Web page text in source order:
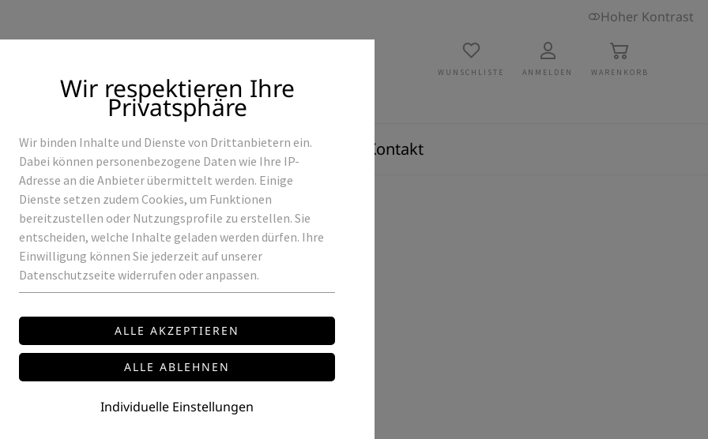
Hoher Kontrast
WUNSCHLISTE ANMELDEN WARENKORB
Produkte Referenzen Kontakt
ODLO-42
ODLO-42
LED Shop Downlight
Leistung: 42 W
Preis auf Anfrage
Wir respektieren Ihre
Privatsphäre
Wir binden Inhalte und Dienste von Drittanbietern ein.
Dabei können personenbezogene Daten wie Ihre IP-
Adresse an die Anbieter übermittelt werden. Einige
Dienste setzen zudem Cookies, um Funktionen
bereitzustellen oder Nutzungsprofile zu erstellen. Sie
entscheiden, welche Inhalte geladen werden dürfen. Ihre
Einwilligung können Sie jederzeit auf unserer
Datenschutzseite widerrufen oder anpassen.
Individuelle Einstellungen